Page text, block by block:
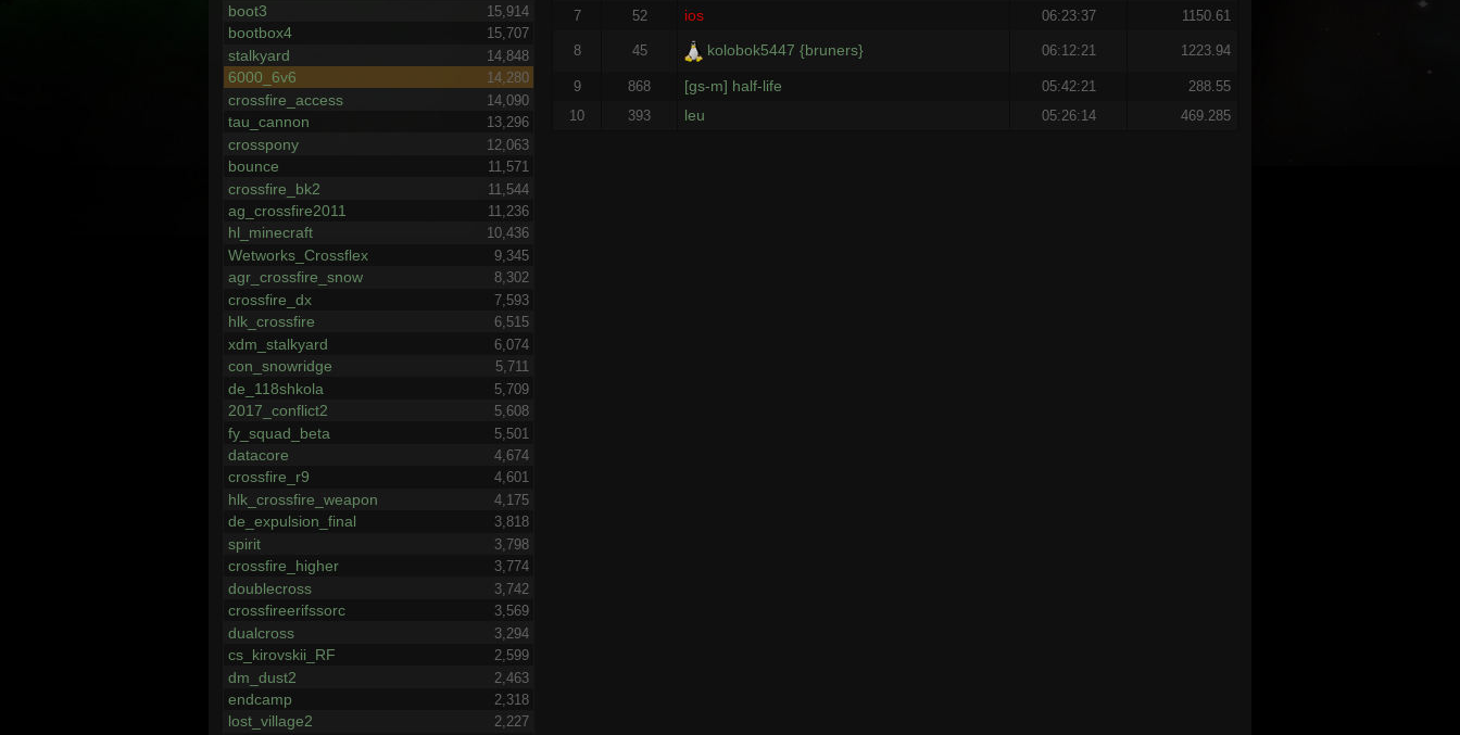
boot3 15,914
bootbox4 15,707
stalkyard 14,848
6000_6v6 14,280
crossfire_access 14,090
tau_cannon 13,296
crosspony 12,063
bounce 11,571
crossfire_bk2 11,544
ag_crossfire2011 11,236
hl_minecraft 10,436
Wetworks_Crossflex 9,345
agr_crossfire_snow 8,302
crossfire_dx 7,593
hlk_crossfire 6,515
xdm_stalkyard 6,074
con_snowridge 5,711
de_118shkola 5,709
2017_conflict2 5,608
fy_squad_beta 5,501
datacore 4,674
crossfire_r9 4,601
hlk_crossfire_weapon 4,175
de_expulsion_final 3,818
spirit 3,798
crossfire_higher 3,774
doublecross 3,742
crossfireerifssorc 3,569
dualcross 3,294
cs_kirovskii_RF 2,599
dm_dust2 2,463
endcamp 2,318
lost_village2 2,227
7
52 ios 06:23:37 1150.61
8 45 kolobok5447 {bruners} 06:12:21 1223.94
9 868 [gs-m] half-life 05:42:21
288.55
10
393 leu 05:26:14 469.285